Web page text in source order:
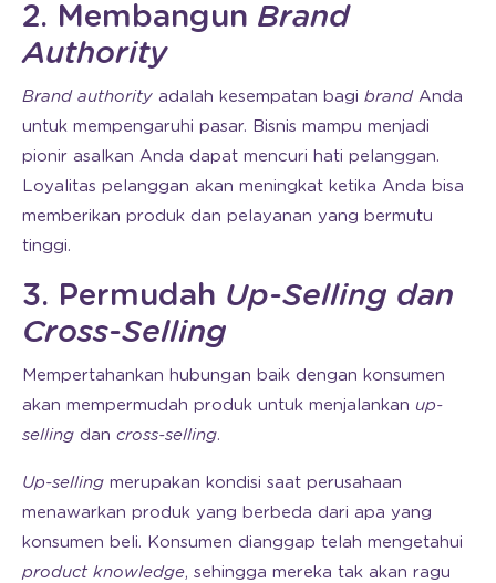
2. Membangun Brand
Authority
Brand authority adalah kesempatan bagi brandAnda
untuk mempengaruhi pasar. Bisnis mampu menjadi
pionir asalkan Anda dapat mencuri hati pelanggan.
Loyalitas pelanggan akan meningkat ketika Anda bisa
memberikan produk dan pelayanan yang bermutu
tinggi.
3. Permudah Up-Selling dan
Cross-Selling
Mempertahankan hubungan baik dengan konsumen
akan mempermudah produk untuk menjalankan up-
selling dan cross-selling.
Up-selling merupakan kondisi saat perusahaan
menawarkan produk yang berbeda dari apa yang
konsumen beli. Konsumen dianggap telah mengetahui
product knowledge, sehingga mereka tak akan ragu